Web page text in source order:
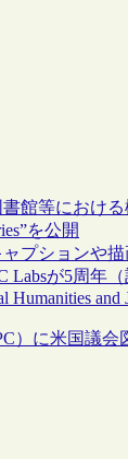
館等におけ
を公開
プションや描
が5周年（
and
）に米国議会